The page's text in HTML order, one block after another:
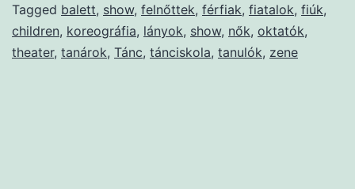
Tagged balett, show, felnőttek, férfiak, fiatalok, fiúk,
children, koreográfia, lányok, show, nők, oktatók,
theater, tanárok, Tánc, tánciskola, tanulók, zene